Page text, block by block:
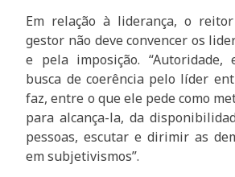
Em relação à liderança, o
gestor não deve convencer os
e pela imposição. “Autoridade,
busca de coerência pelo líder
faz, entre o que ele pede como
para alcança-la, da
pessoas, escutar e dirimir as
em subjetivismos”.